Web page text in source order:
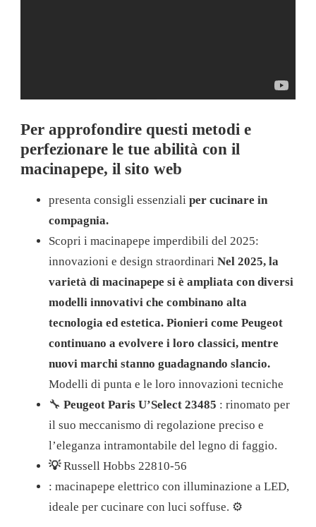
Per approfondire questi metodi e
perfezionare le tue abilità con il
macinapepe, il sito web
presenta consigli essenziali per cucinare in
compagnia.
Scopri i macinapepe imperdibili del 2025:
innovazioni e design straordinari Nel 2025, la
varietà di macinapepe si è ampliata con diversi
modelli innovativi che combinano alta
tecnologia ed estetica. Pionieri come Peugeot
continuano a evolvere i loro classici, mentre
nuovi marchi stanno guadagnando slancio.
Modelli di punta e le loro innovazioni tecniche
🔧 Peugeot Paris U’Select 23485 : rinomato per
il suo meccanismo di regolazione preciso e
l’eleganza intramontabile del legno di faggio.
💡Russell Hobbs 22810-56
: macinapepe elettrico con illuminazione a LED,
ideale per cucinare con luci soffuse. ⚙️